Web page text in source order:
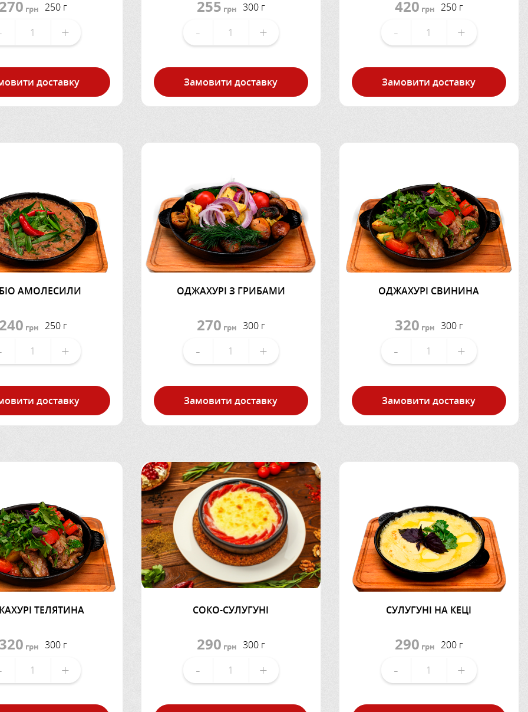
грн 250 г
+
доставку
255 грн 300 г
- +
Замовити доставку
420 грн 250 г
- +
Замовити доставку
АМОЛЕСИЛИ
грн 250 г
+
доставку
ОДЖАХУРІ З ГРИБАМИ
270 грн 300 г
- +
Замовити доставку
ОДЖАХУРІ СВИНИНА
320 грн 300 г
- +
Замовити доставку
ТЕЛЯТИНА
грн 300 г
+
СОКО-СУЛУГУНІ
290 грн 300 г
- +
СУЛУГУНІ НА КЕЦІ
290 грн 200 г
- +